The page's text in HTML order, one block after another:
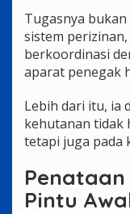
Tugasnya
sistem
berkoordinasi
aparat penegak
Lebih dari itu, ia
kehutanan tidak
tetapi juga pada
Pintu